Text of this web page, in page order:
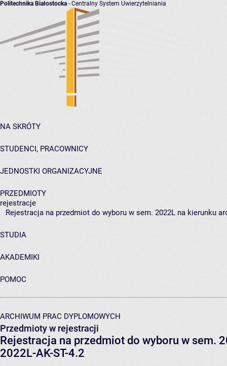
Politechnika Białostocka - Centralny System Uwierzytelniania
NA SKRÓTY
STUDENCI, PRACOWNICY
JEDNOSTKI ORGANIZACYJNE
PRZEDMIOTY
rejestracje
Rejestracja na przedmiot do wyboru w sem. 2022L na kierunku
STUDIA
AKADEMIKI
POMOC
ARCHIWUM PRAC DYPLOMOWYCH
Przedmioty w rejestracji
Rejestracja na przedmiot do wyboru w sem.
2022L-AK-ST-4.2